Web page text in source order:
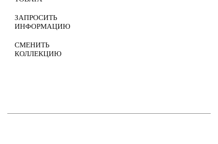
ЗАПРОСИТЬ
ИНФОРМАЦИЮ
СМЕНИТЬ
КОЛЛЕКЦИЮ